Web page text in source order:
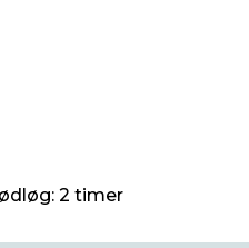
2 timer